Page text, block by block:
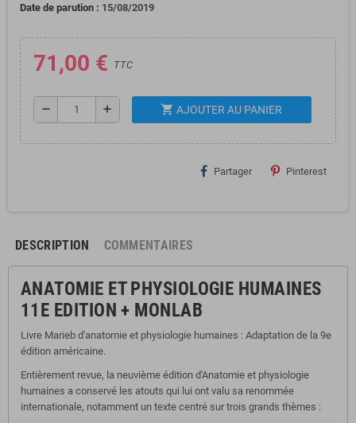
Date de parution : 15/08/2019
71,00 € TTC
remove add shopping_cart AJOUTER AU PANIER
Partager Pinterest
DESCRIPTION COMMENTAIRES
ANATOMIE ET PHYSIOLOGIE HUMAINES
11E EDITION + MONLAB
Livre Marieb d'anatomie et physiologie humaines : Adaptation de la 9e
édition américaine.
Entièrement revue, la neuvième édition d'Anatomie et physiologie
humaines a conservé les atouts qui lui ont valu sa renommée
internationale, notamment un texte centré sur trois grands thèmes :